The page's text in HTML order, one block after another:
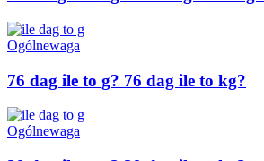
Ogólnewaga
76 dag ile to g? 76 dag ile to kg?
Ogólnewaga